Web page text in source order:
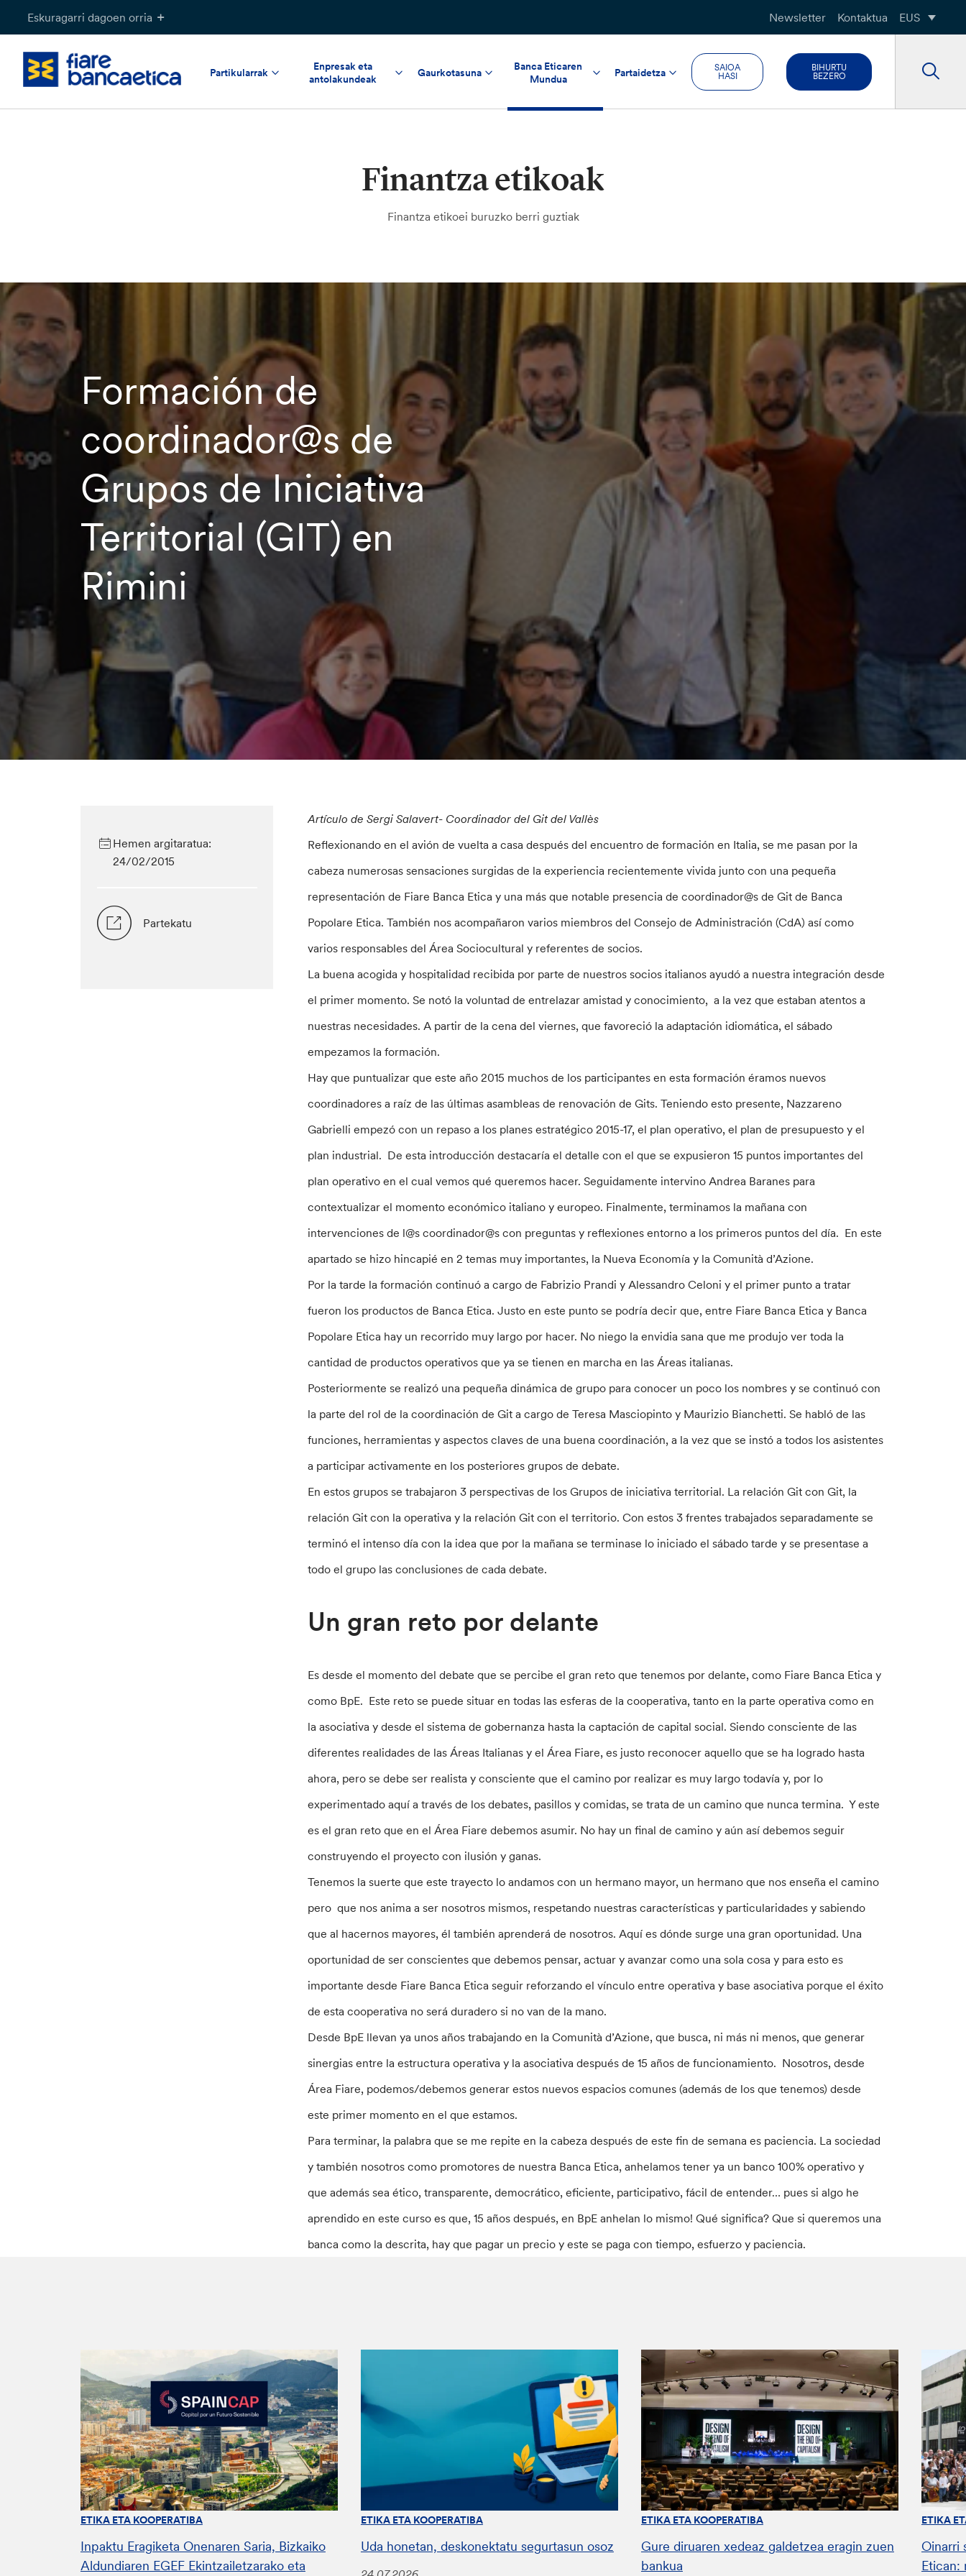
edukia
Eskuragarri dagoen orria Newsletter Kontaktua EUS
Partikularrak
Enpresak eta
antolakundeak
Gaurkotasuna
Banca Eticaren
Mundua
Partaidetza
SAIOA
HASI
BIHURTU
BEZERO
Finantza etikoak
Finantza etikoei buruzko berri guztiak
Formación de
coordinador@s de
Grupos de Iniciativa
Territorial (GIT) en
Rimini
Hemen argitaratua:
24/02/2015
Partekatu
Artículo de Sergi Salavert- Coordinador del Git del Vallès
Reflexionando en el avión de vuelta a casa después del encuentro de formación en Italia, se me pasan por la
cabeza numerosas sensaciones surgidas de la experiencia recientemente vivida junto con una pequeña
representación de Fiare Banca Etica y una más que notable presencia de coordinador@s de Git de Banca
Popolare Etica. También nos acompañaron varios miembros del Consejo de Administración (CdA) así como
varios responsables del Área Sociocultural y referentes de socios.
La buena acogida y hospitalidad recibida por parte de nuestros socios italianos ayudó a nuestra integración desde
el primer momento. Se notó la voluntad de entrelazar amistad y conocimiento, a la vez que estaban atentos a
nuestras necesidades. A partir de la cena del viernes, que favoreció la adaptación idiomática, el sábado
empezamos la formación.
Hay que puntualizar que este año 2015 muchos de los participantes en esta formación éramos nuevos
coordinadores a raíz de las últimas asambleas de renovación de Gits. Teniendo esto presente, Nazzareno
Gabrielli empezó con un repaso a los planes estratégico 2015-17, el plan operativo, el plan de presupuesto y el
plan industrial. De esta introducción destacaría el detalle con el que se expusieron 15 puntos importantes del
plan operativo en el cual vemos qué queremos hacer. Seguidamente intervino Andrea Baranes para
contextualizar el momento económico italiano y europeo. Finalmente, terminamos la mañana con
intervenciones de l@s coordinador@s con preguntas y reflexiones entorno a los primeros puntos del día. En este
apartado se hizo hincapié en 2 temas muy importantes, la Nueva Economía y la Comunità d’Azione.
Por la tarde la formación continuó a cargo de Fabrizio Prandi y Alessandro Celoni y el primer punto a tratar
fueron los productos de Banca Etica. Justo en este punto se podría decir que, entre Fiare Banca Etica y Banca
Popolare Etica hay un recorrido muy largo por hacer. No niego la envidia sana que me produjo ver toda la
cantidad de productos operativos que ya se tienen en marcha en las Áreas italianas.
Posteriormente se realizó una pequeña dinámica de grupo para conocer un poco los nombres y se continuó con
la parte del rol de la coordinación de Git a cargo de Teresa Masciopinto y Maurizio Bianchetti. Se habló de las
funciones, herramientas y aspectos claves de una buena coordinación, a la vez que se instó a todos los asistentes
a participar activamente en los posteriores grupos de debate.
En estos grupos se trabajaron 3 perspectivas de los Grupos de iniciativa territorial. La relación Git con Git, la
relación Git con la operativa y la relación Git con el territorio. Con estos 3 frentes trabajados separadamente se
terminó el intenso día con la idea que por la mañana se terminase lo iniciado el sábado tarde y se presentase a
todo el grupo las conclusiones de cada debate.
Un gran reto por delante
Es desde el momento del debate que se percibe el gran reto que tenemos por delante, como Fiare Banca Etica y
como BpE. Este reto se puede situar en todas las esferas de la cooperativa, tanto en la parte operativa como en
la asociativa y desde el sistema de gobernanza hasta la captación de capital social. Siendo consciente de las
diferentes realidades de las Áreas Italianas y el Área Fiare, es justo reconocer aquello que se ha logrado hasta
ahora, pero se debe ser realista y consciente que el camino por realizar es muy largo todavía y, por lo
experimentado aquí a través de los debates, pasillos y comidas, se trata de un camino que nunca termina. Y este
es el gran reto que en el Área Fiare debemos asumir. No hay un final de camino y aún así debemos seguir
construyendo el proyecto con ilusión y ganas.
Tenemos la suerte que este trayecto lo andamos con un hermano mayor, un hermano que nos enseña el camino
pero que nos anima a ser nosotros mismos, respetando nuestras características y particularidades y sabiendo
que al hacernos mayores, él también aprenderá de nosotros. Aquí es dónde surge una gran oportunidad. Una
oportunidad de ser conscientes que debemos pensar, actuar y avanzar como una sola cosa y para esto es
importante desde Fiare Banca Etica seguir reforzando el vínculo entre operativa y base asociativa porque el éxito
de esta cooperativa no será duradero si no van de la mano.
Desde BpE llevan ya unos años trabajando en la Comunità d’Azione, que busca, ni más ni menos, que generar
sinergias entre la estructura operativa y la asociativa después de 15 años de funcionamiento. Nosotros, desde
Área Fiare, podemos/debemos generar estos nuevos espacios comunes (además de los que tenemos) desde
este primer momento en el que estamos.
Para terminar, la palabra que se me repite en la cabeza después de este fin de semana es paciencia. La sociedad
y también nosotros como promotores de nuestra Banca Etica, anhelamos tener ya un banco 100% operativo y
que además sea ético, transparente, democrático, eficiente, participativo, fácil de entender… pues si algo he
aprendido en este curso es que, 15 años después, en BpE anhelan lo mismo! Qué significa? Que si queremos una
banca como la descrita, hay que pagar un precio y este se paga con tiempo, esfuerzo y paciencia.
ETIKA ETA KOOPERATIBA
Inpaktu Eragiketa Onenaren Saria, Bizkaiko
Aldundiaren EGEF Ekintzailetzarako eta
ETIKA ETA KOOPERATIBA
Uda honetan, deskonektatu segurtasun osoz
ETIKA ETA KOOPERATIBA
Gure diruaren xedeaz galdetzea eragin zuen
bankua
ETIKA
Oinarri
Etican: